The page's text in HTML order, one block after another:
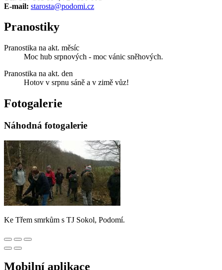
E-mail: starosta@podomi.cz
Pranostiky
Pranostika na akt. měsíc
Moc hub srpnových - moc vánic sněhových.
Pranostika na akt. den
Hotov v srpnu sáně a v zimě vůz!
Fotogalerie
Náhodná fotogalerie
Ke Třem smrkům s TJ Sokol, Podomí.
Mobilní aplikace